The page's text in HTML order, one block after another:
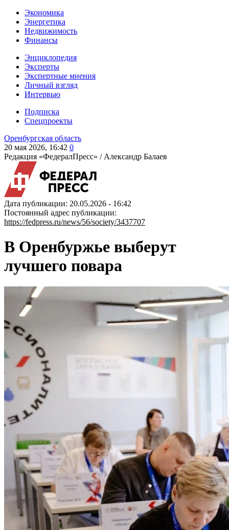
Экономика
Энергетика
Недвижимость
Финансы
Энциклопедия
Эксперты
Экспертные мнения
Личный взгляд
Интервью
Подписка
Спецпроекты
Оренбургская область
20 мая 2026, 16:42 0
Редакция «ФедералПресс» / Александр Балаев
Дата публикации: 20.05.2026 - 16:42
Постоянный адрес публикации:
https://fedpress.ru/news/56/society/3437707
В Оренбуржье выберут
лучшего повара